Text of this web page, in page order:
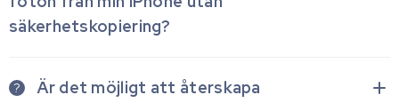
säkerhetskopiering?
?
Är det möjligt att återskapa